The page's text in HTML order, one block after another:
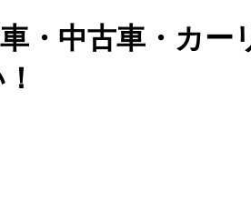
・中古車・カ